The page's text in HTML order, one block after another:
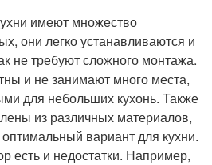
имеют множество
они легко устанавливаются и
не требуют сложного монтажа.
и не занимают много места,
для небольших кухонь. Также
из различных материалов,
вариант для кухни.
есть и недостатки. Например,